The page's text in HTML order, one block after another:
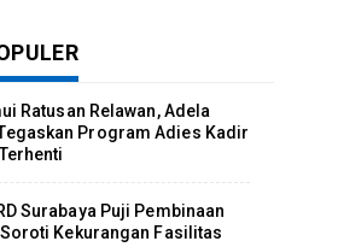
Ratusan Relawan, Adela
Program Adies Kadir
Surabaya Puji Pembinaan
Kekurangan Fasilitas